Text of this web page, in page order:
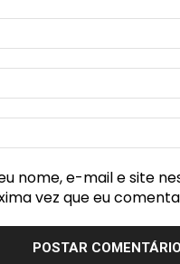
nome, e-mail e site
vez que eu